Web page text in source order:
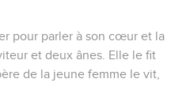
pour parler à son cœur et la
et deux ânes. Elle le fit
de la jeune femme le vit,